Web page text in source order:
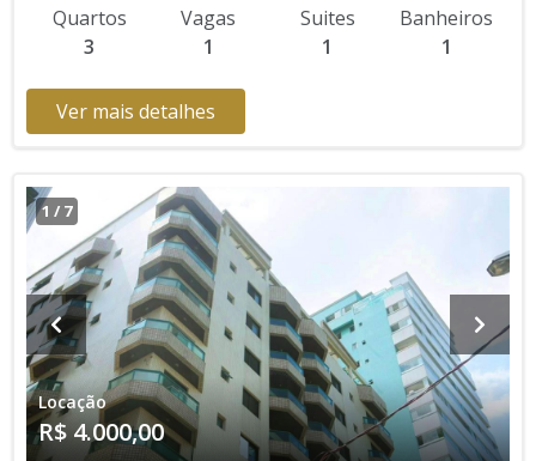
Quartos
3
Vagas
1
Suites
1
Banheiros
1
Ver mais detalhes
1 / 7
Locação
R$ 4.000,00